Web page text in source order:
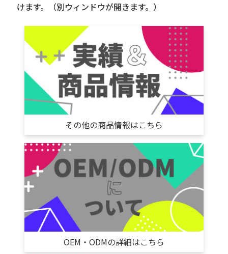
けます。（別ウィンドウが開きます。）
その他の商品情報はこちら
OEM・ODMの詳細はこちら